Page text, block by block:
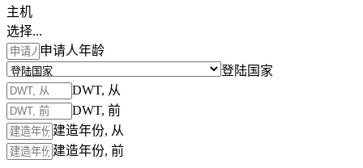
主机
选择...
申请人年龄
登陆国家
DWT, 从
DWT, 前
建造年份, 从
建造年份, 前